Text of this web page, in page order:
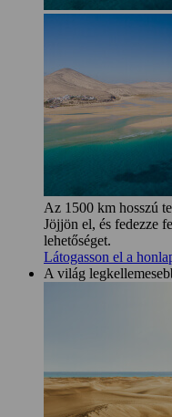
Az 1500 km hosszú
Jöjjön el, és fedezze
lehetőséget.
Látogasson el a
A világ